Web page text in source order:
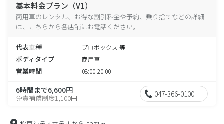
基本料金プラン（V1）
商用車のレンタル、お得な割引料金や予約、乗り捨てなどの詳細
は、こちらから各店舗にお電話ください。
代表車種 プロボックス 等
ボディタイプ 商用車
営業時間 08:00-20:00
6時間まで6,600円
免責補償制度1,100円 047-366-0100